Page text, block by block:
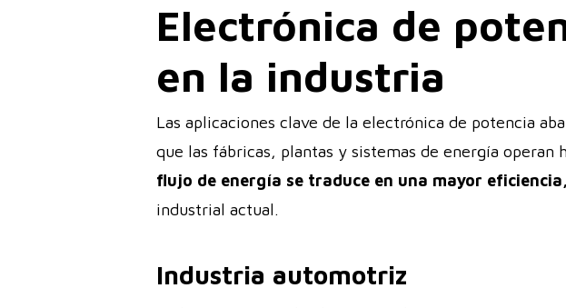
Electrónica de
en la industria
Las aplicaciones clave de la electrónica de potencia
que las fábricas, plantas y sistemas de energía operan
flujo de energía se traduce en una mayor
industrial actual.
Industria automotriz